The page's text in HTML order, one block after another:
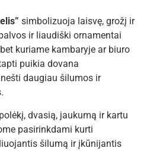
simbolizuoja laisvę, grožį ir
ir liaudiški ornamentai
kuriame kambaryje ar biuro
puikia dovana
daugiau šilumos ir
dvasią, jaukumą ir kartu
pasirinkdami kurti
šilumą ir įkūnijantis